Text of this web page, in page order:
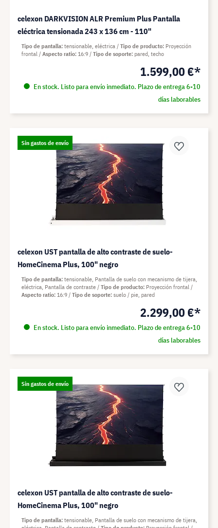
celexon DARKVISION ALR Premium Plus Pantalla
eléctrica tensionada 243 x 136 cm - 110"
1.599,00 €*
En stock. Listo para envío inmediato. Plazo de entrega 6-10
días laborables
Tipo de pantalla tensionable, eléctrica Tipo de producto Proyección
frontal
Aspecto ratio 16:9 Tipo de soporte pared, techo
Sin gastos de envío
celexon UST pantalla de alto contraste de suelo-
HomeCinema Plus, 100" negro
2.299,00 €*
En stock. Listo para envío inmediato. Plazo de entrega 6-10
días laborables
Tipo de pantalla tensionable, Pantalla de suelo con mecanismo de tijera,
eléctrica, Pantalla de contraste
Tipo de producto Proyección frontal
Aspecto ratio 16:9 Tipo de soporte suelo / pie, pared
Sin gastos de envío
celexon UST pantalla de alto contraste de suelo-
HomeCinema Plus, 100" negro
Tipo de pantalla tensionable, Pantalla de suelo con mecanismo de tijera,